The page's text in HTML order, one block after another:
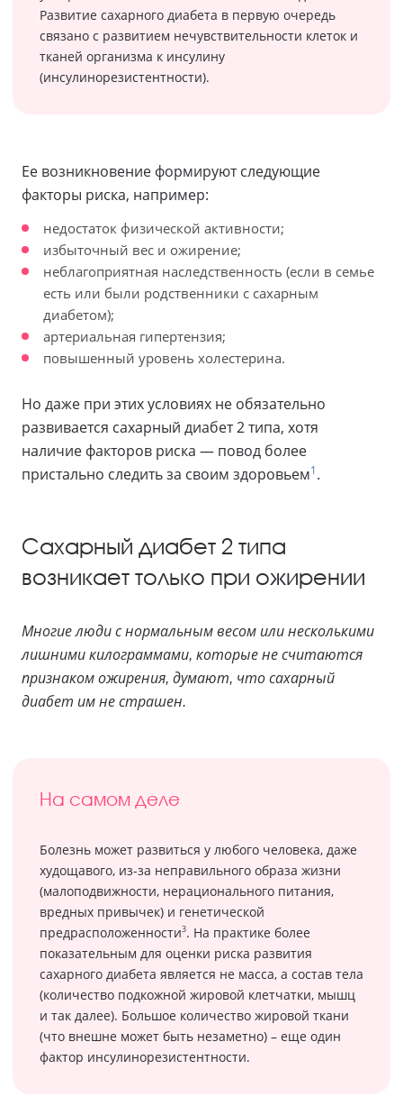
Развитие сахарного диабета в первую очередь
связано с развитием нечувствительности клеток и
тканей организма к инсулину
(инсулинорезистентности).
Ее возникновение формируют следующие
факторы риска, например:
недостаток физической активности;
избыточный вес и ожирение;
неблагоприятная наследственность (если в семье
есть или были родственники с сахарным
диабетом);
артериальная гипертензия;
повышенный уровень холестерина.
Но даже при этих условиях не обязательно
развивается сахарный диабет 2 типа, хотя
наличие факторов риска — повод более
пристально следить за своим здоровьем1.
Сахарный диабет 2 типа
возникает только при ожирении
Многие люди с нормальным весом или несколькими
лишними килограммами, которые не считаются
признаком ожирения, думают, что сахарный
диабет им не страшен.
На самом деле
Болезнь может развиться у любого человека, даже
худощавого, из-за неправильного образа жизни
(малоподвижности, нерационального питания,
вредных привычек) и генетической
предрасположенности3. На практике более
показательным для оценки риска развития
сахарного диабета является не масса, а состав тела
(количество подкожной жировой клетчатки, мышц
и так далее). Большое количество жировой ткани
(что внешне может быть незаметно) – еще один
фактор инсулинорезистентности.